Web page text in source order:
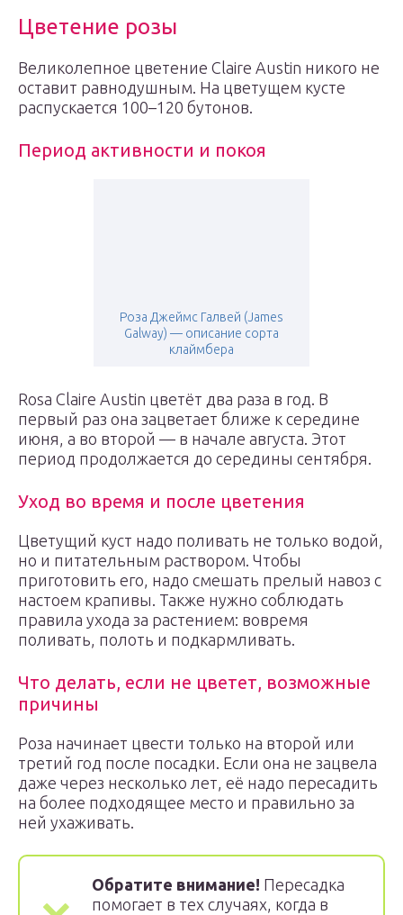
Цветение розы
Великолепное цветение Claire Austin никого не
оставит равнодушным. На цветущем кусте
распускается 100–120 бутонов.
Период активности и покоя
Роза Джеймс Галвей (James
Galway) — описание сорта
клаймбера
Rosa Claire Austin цветёт два раза в год. В
первый раз она зацветает ближе к середине
июня, а во второй — в начале августа. Этот
период продолжается до середины сентября.
Уход во время и после цветения
Цветущий куст надо поливать не только водой,
но и питательным раствором. Чтобы
приготовить его, надо смешать прелый навоз с
настоем крапивы. Также нужно соблюдать
правила ухода за растением: вовремя
поливать, полоть и подкармливать.
Что делать, если не цветет, возможные
причины
Роза начинает цвести только на второй или
третий год после посадки. Если она не зацвела
даже через несколько лет, её надо пересадить
на более подходящее место и правильно за
ней ухаживать.
Обратите внимание! Пересадка
помогает в тех случаях, когда в